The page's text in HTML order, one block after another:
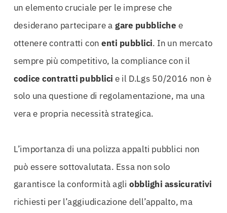
un elemento cruciale per le imprese che
desiderano partecipare a gare pubbliche e
ottenere contratti con enti pubblici. In un mercato
sempre più competitivo, la compliance con il
codice contratti pubblici e il D.Lgs 50/2016 non è
solo una questione di regolamentazione, ma una
vera e propria necessità strategica.
L’importanza di una polizza appalti pubblici non
può essere sottovalutata. Essa non solo
garantisce la conformità agli obblighi assicurativi
richiesti per l’aggiudicazione dell’appalto, ma